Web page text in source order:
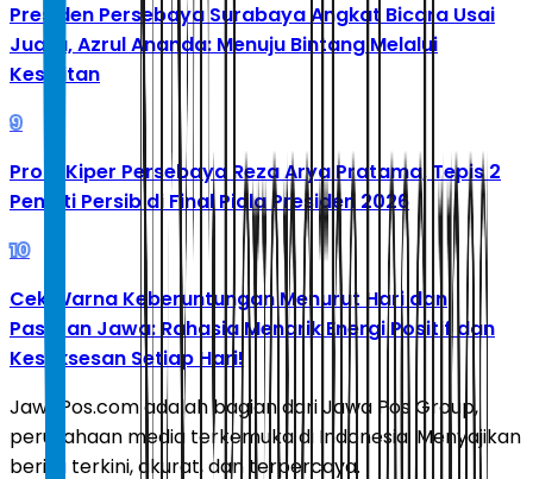
Presiden Persebaya Surabaya Angkat Bicara Usai
Juara, Azrul Ananda: Menuju Bintang Melalui
Kesulitan
9
Profil Kiper Persebaya Reza Arya Pratama, Tepis 2
Penalti Persib di Final Piala Presiden 2026
10
Cek Warna Keberuntungan Menurut Hari dan
Pasaran Jawa: Rahasia Menarik Energi Positif dan
Kesuksesan Setiap Hari!
JawaPos.com adalah bagian dari Jawa Pos Group,
perusahaan media terkemuka di Indonesia. Menyajikan
berita terkini, akurat, dan terpercaya.